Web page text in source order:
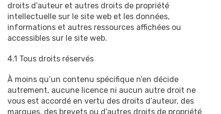
droits d’auteur et autres droits de propriété
intellectuelle sur le site web et les données,
informations et autres ressources affichées ou
accessibles sur le site web.
4.1 Tous droits réservés
À moins qu’un contenu spécifique n’en décide
autrement, aucune licence ni aucun autre droit ne
vous est accordé en vertu des droits d’auteur, des
marques, des brevets ou d’autres droits de propriété